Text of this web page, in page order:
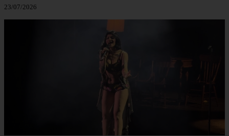
23/07/2026